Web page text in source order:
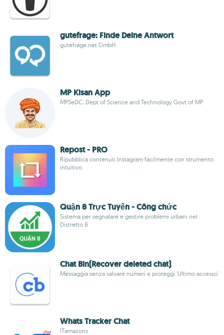
gutefrage: Finde Deine Antwort
gutefrage.net GmbH
MP Kisan App
MPSeDC, Dept of Science and Technology Govt of MP
Repost - PRO
Ripubblica contenuti Instagram facilmente con strumento
intuitivo
Quận 8 Trực Tuyến - Công chức
Sistema per segnalare e gestire problemi urbani nel
Distretto 8
Chat Bin(Recover deleted chat)
Messaggia senza salvare numeri e proteggi 'Ultimo accesso'
Whats Tracker Chat
ITamazons